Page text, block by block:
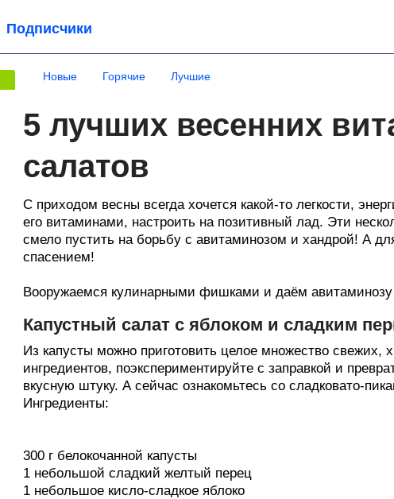
Подписчики
Новые Горячие Лучшие
5 лучших весенних
салатов
С приходом весны всегда хочется какой-то легкости,
его витаминами, настроить на позитивный лад. Эти
смело пустить на борьбу с авитаминозом и хандрой! А
спасением!
Вооружаемся кулинарными фишками и даём
Капустный салат с яблоком и сладким
Из капусты можно приготовить целое множество свежих,
ингредиентов, поэкспериментируйте с заправкой и
вкусную штуку. А сейчас ознакомьтесь со сладковато-
Ингредиенты:
300 г белокочанной капусты
1 небольшой сладкий желтый перец
1 небольшое кисло-сладкое яблоко